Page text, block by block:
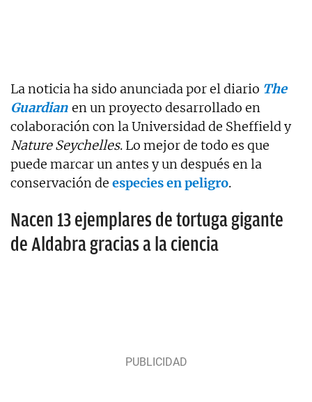
La noticia ha sido anunciada por el diario The
Guardian en un proyecto desarrollado en
colaboración con la Universidad de Sheffield y
Nature Seychelles. Lo mejor de todo es que
puede marcar un antes y un después en la
conservación de especies en peligro.
Nacen 13 ejemplares de tortuga gigante
de Aldabra gracias a la ciencia